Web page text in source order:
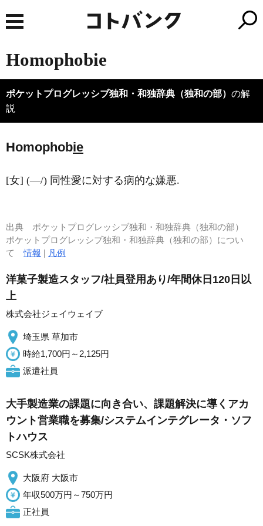
Homophobie
ポケットプログレッシブ独和・和独辞典（独和の部） の解
説
Homophobie
[女] (―/) 同性愛に対する病的な嫌悪.
出典 ポケットプログレッシブ独和・和独辞典（独和の部）
ポケットプログレッシブ独和・和独辞典（独和の部）につい
て情報 | 凡例
洋菓子製造スタッフ/社員登用あり/年間休日120日以
上
株式会社ジェイウェイブ
埼玉県 草加市
時給1,700円～2,125円
派遣社員
大手製造業の課題に向き合い、課題解決に導くアカ
ウント営業職を募集/システムインテグレータ・ソフ
トハウス
SCSK株式会社
大阪府 大阪市
年収500万円～750万円
正社員